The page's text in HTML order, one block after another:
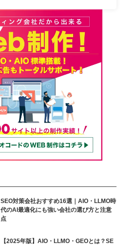
SEO対策会社おすすめ16選｜AIO・LLMO時
代のAI最適化にも強い会社の選び方と注意
点
【2025年版】AIO・LLMO・GEOとは？SE